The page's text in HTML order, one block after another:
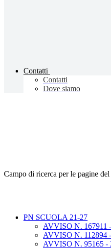
Contatti
Contatti
Dove siamo
Campo di ricerca per le pagine
PN SCUOLA 21-27
AVVISO N. 167911
AVVISO N. 112894
AVVISO N. 95165 -